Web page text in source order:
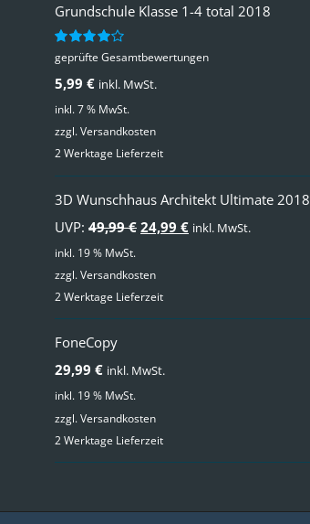
Grundschule Klasse 1-4 total 2018
Bewertet
von 5
geprüfte Gesamtbewertungen
5,99 € inkl. MwSt.
inkl. 7 % MwSt.
zzgl.Versandkosten
2 Werktage Lieferzeit
3D Wunschhaus Architekt Ultimate 2018
UVP: 49,99€ Ursprünglicher
war:
24,99 €Aktueller
inkl. MwSt.
inkl. 19 % MwSt.
zzgl.Versandkosten
2 Werktage Lieferzeit
FoneCopy
29,99 € inkl. MwSt.
inkl. 19 % MwSt.
zzgl.Versandkosten
2 Werktage Lieferzeit